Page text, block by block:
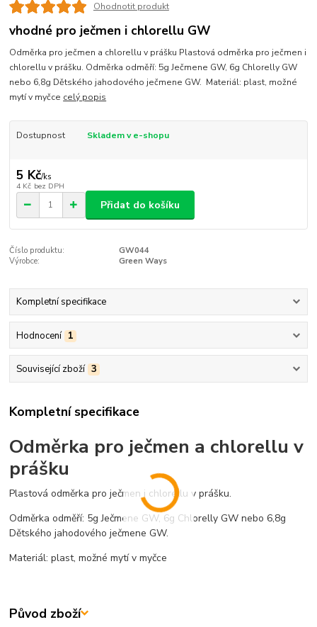
Ohodnotit produkt
vhodné pro ječmen i chlorellu GW
Odměrka pro ječmen a chlorellu v prášku Plastová odměrka pro ječmen i
chlorellu v prášku. Odměrka odměří: 5g Ječmene GW, 6g Chlorelly GW
nebo 6,8g Dětského jahodového ječmene GW. Materiál: plast, možné
mytí v myčce celý popis
Dostupnost Skladem v e-shopu
5 Kč/ks
4 Kč bez DPH
Přidat do košíku
Číslo produktu:
GW044
Výrobce:
Green Ways
Kompletní specifikace
Hodnocení 1
Související zboží 3
Kompletní specifikace
Odměrka pro ječmen a chlorellu v
prášku
Plastová odměrka pro ječmen i chlorellu v prášku.
Odměrka odměří: 5g Ječmene GW, 6g Chlorelly GW nebo 6,8g
Dětského jahodového ječmene GW.
Materiál: plast, možné mytí v myčce
Původ zboží